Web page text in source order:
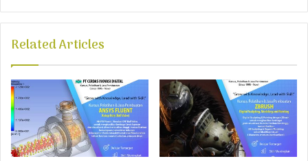
Related Articles